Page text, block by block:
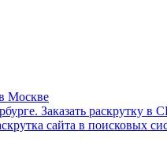
Москве
Заказать раскрутку в
сайта в поисковых